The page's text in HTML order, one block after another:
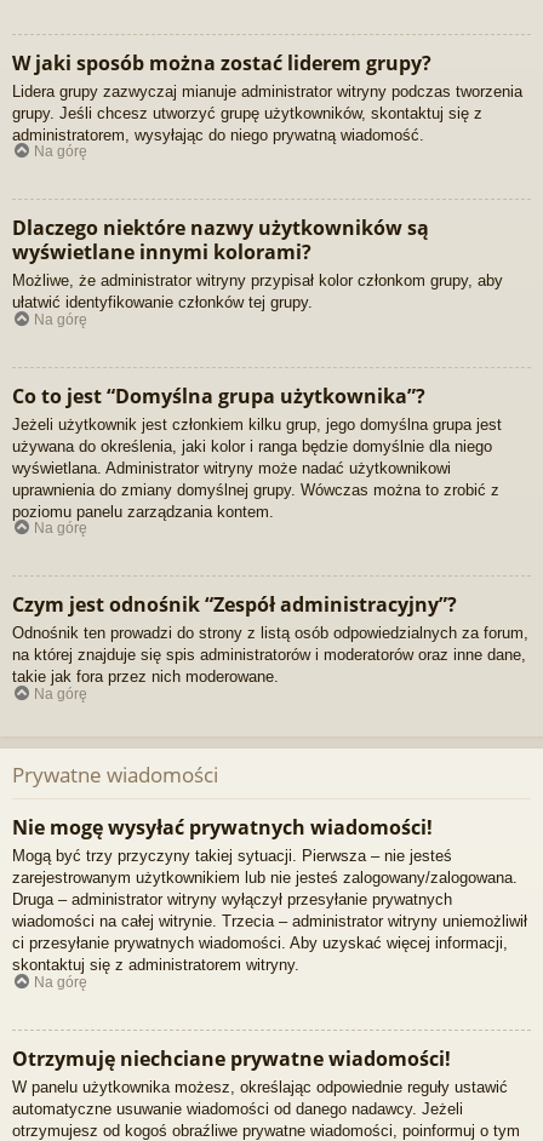
W jaki sposób można zostać liderem grupy?
Lidera grupy zazwyczaj mianuje administrator witryny podczas tworzenia
grupy. Jeśli chcesz utworzyć grupę użytkowników, skontaktuj się z
administratorem, wysyłając do niego prywatną wiadomość.
Na górę
Dlaczego niektóre nazwy użytkowników są
wyświetlane innymi kolorami?
Możliwe, że administrator witryny przypisał kolor członkom grupy, aby
ułatwić identyfikowanie członków tej grupy.
Na górę
Co to jest “Domyślna grupa użytkownika”?
Jeżeli użytkownik jest członkiem kilku grup, jego domyślna grupa jest
używana do określenia, jaki kolor i ranga będzie domyślnie dla niego
wyświetlana. Administrator witryny może nadać użytkownikowi
uprawnienia do zmiany domyślnej grupy. Wówczas można to zrobić z
poziomu panelu zarządzania kontem.
Na górę
Czym jest odnośnik “Zespół administracyjny”?
Odnośnik ten prowadzi do strony z listą osób odpowiedzialnych za forum,
na której znajduje się spis administratorów i moderatorów oraz inne dane,
takie jak fora przez nich moderowane.
Na górę
Prywatne wiadomości
Nie mogę wysyłać prywatnych wiadomości!
Mogą być trzy przyczyny takiej sytuacji. Pierwsza – nie jesteś
zarejestrowanym użytkownikiem lub nie jesteś zalogowany/zalogowana.
Druga – administrator witryny wyłączył przesyłanie prywatnych
wiadomości na całej witrynie. Trzecia – administrator witryny uniemożliwił
ci przesyłanie prywatnych wiadomości. Aby uzyskać więcej informacji,
skontaktuj się z administratorem witryny.
Na górę
Otrzymuję niechciane prywatne wiadomości!
W panelu użytkownika możesz, określając odpowiednie reguły ustawić
automatyczne usuwanie wiadomości od danego nadawcy. Jeżeli
otrzymujesz od kogoś obraźliwe prywatne wiadomości, poinformuj o tym